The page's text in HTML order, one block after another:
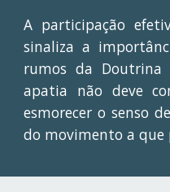
A participação
sinaliza a
rumos da
apatia não deve
esmorecer o senso
do movimento a que